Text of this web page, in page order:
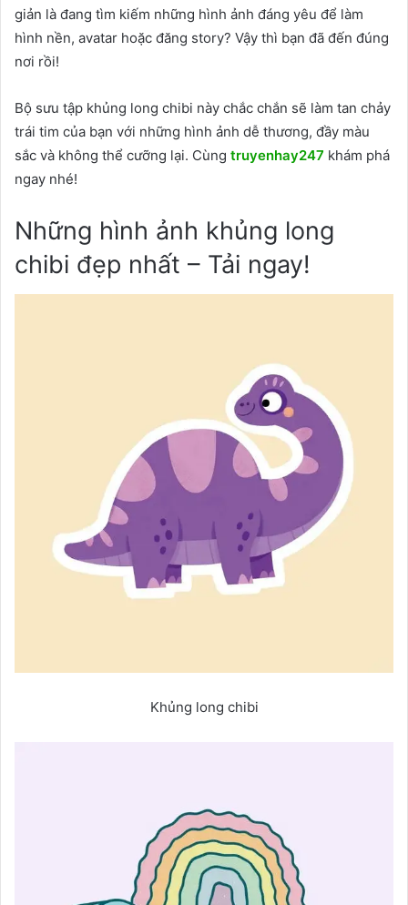
giản là đang tìm kiếm những hình ảnh đáng yêu để làm
hình nền, avatar hoặc đăng story? Vậy thì bạn đã đến đúng
nơi rồi!
Bộ sưu tập khủng long chibi này chắc chắn sẽ làm tan chảy
trái tim của bạn với những hình ảnh dễ thương, đầy màu
sắc và không thể cưỡng lại. Cùng truyenhay247 khám phá
ngay nhé!
Những hình ảnh khủng long
chibi đẹp nhất – Tải ngay!
Khủng long chibi